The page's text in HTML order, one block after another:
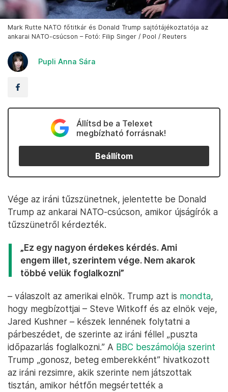
Mark Rutte NATO főtitkár és Donald Trump sajtótájékoztatója az
ankarai NATO-csúcson – Fotó: Filip Singer / Pool / Reuters
Pupli Anna Sára
Állítsd be a Telexet
megbízható forrásnak!
Beállítom
Vége az iráni tűzszünetnek, jelentette be Donald
Trump az ankarai NATO-csúcson, amikor újságírók a
tűzszünetről kérdezték.
„Ez egy nagyon érdekes kérdés. Ami
engem illet, szerintem vége. Nem akarok
többé velük foglalkozni”
– válaszolt az amerikai elnök. Trump azt is mondta,
hogy megbízottjai – Steve Witkoff és az elnök veje,
Jared Kushner – készek lennének folytatni a
párbeszédet, de szerinte az iráni féllel „puszta
időpazarlás foglalkozni.” A BBC beszámolója szerint
Trump „gonosz, beteg emberekként” hivatkozott
az iráni rezsimre, akik szerinte nem játszottak
tisztán, amikor hétfőn megsértették a